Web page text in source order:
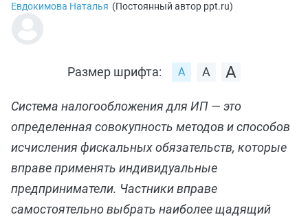
Евдокимова Наталья (Постоянный автор ppt.ru)
Размер шрифта:
Система налогообложения для ИП — это
определенная совокупность методов и способов
исчисления фискальных обязательств, которые
вправе применять индивидуальные
предприниматели. Частники вправе
самостоятельно выбрать наиболее щадящий